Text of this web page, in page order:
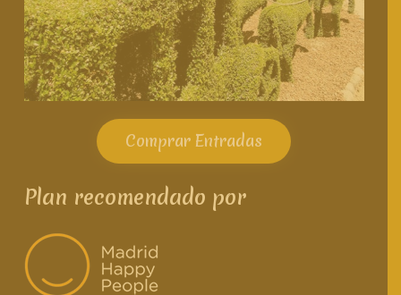
Comprar Entradas
Plan recomendado por